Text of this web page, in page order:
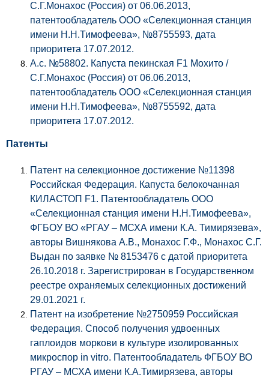
С.Г.Монахос (Россия) от 06.06.2013,
патентообладатель ООО «Селекционная станция
имени Н.Н.Тимофеева», №8755593, дата
приоритета 17.07.2012.
А.с. №58802. Капуста пекинская F1 Мохито /
С.Г.Монахос (Россия) от 06.06.2013,
патентообладатель ООО «Селекционная станция
имени Н.Н.Тимофеева», №8755592, дата
приоритета 17.07.2012.
Патенты
Патент на селекционное достижение №11398
Российская Федерация. Капуста белокочанная
КИЛАСТОП F1. Патентообладатель ООО
«Селекционная станция имени Н.Н.Тимофеева»,
ФГБОУ ВО «РГАУ – МСХА имени К.А. Тимирязева»,
авторы Вишнякова А.В., Монахос Г.Ф., Монахос С.Г.
Выдан по заявке № 8153476 с датой приоритета
26.10.2018 г. Зарегистрирован в Государственном
реестре охраняемых селекционных достижений
29.01.2021 г.
Патент на изобретение №2750959 Российская
Федерация. Способ получения удвоенных
гаплоидов моркови в культуре изолированных
микроспор in vitro. Патентообладатель ФГБОУ ВО
РГАУ – МСХА имени К.А.Тимирязева, авторы